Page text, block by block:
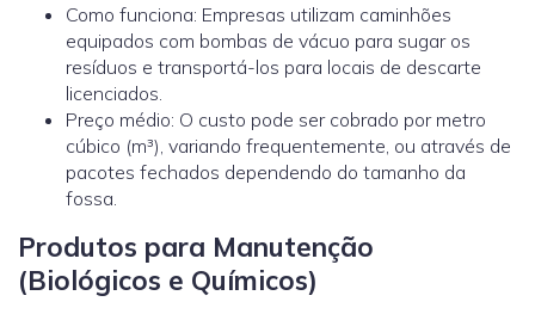
Como funciona: Empresas utilizam caminhões
equipados com bombas de vácuo para sugar os
resíduos e transportá-los para locais de descarte
licenciados.
Preço médio: O custo pode ser cobrado por metro
cúbico (m³), variando frequentemente, ou através de
pacotes fechados dependendo do tamanho da
fossa.
Produtos para Manutenção
(Biológicos e Químicos)